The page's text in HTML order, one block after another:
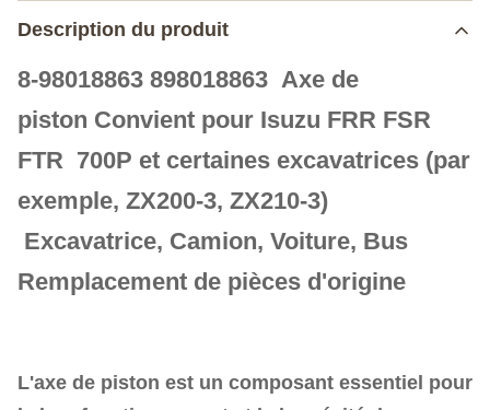
Description du produit
8-98018863 898018863 Axe de
piston Convient pour Isuzu FRR FSR
FTR 700P et certaines excavatrices (par
exemple, ZX200-3, ZX210-3)
Excavatrice, Camion, Voiture, Bus
Remplacement de pièces d'origine
L'axe de piston est un composant essentiel pour